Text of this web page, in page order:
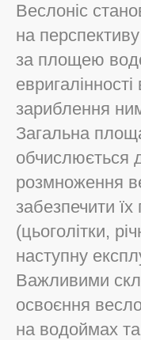
Веслоніс
на
за площею
зариблення
Загальна
обчислюється
розмноження
забезпечити
(цьоголітки,
наступну
Важливими
освоєння
на водоймах